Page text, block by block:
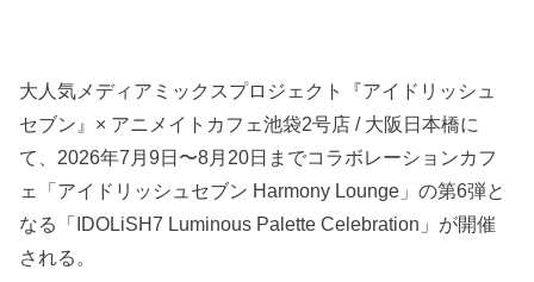
大人気メディアミックスプロジェクト『アイドリッシュ
セブン』× アニメイトカフェ池袋2号店 / 大阪日本橋に
て、2026年7月9日〜8月20日までコラボレーションカフ
ェ「アイドリッシュセブン Harmony Lounge」の第6弾と
なる「IDOLiSH7 Luminous Palette Celebration」が開催
される。